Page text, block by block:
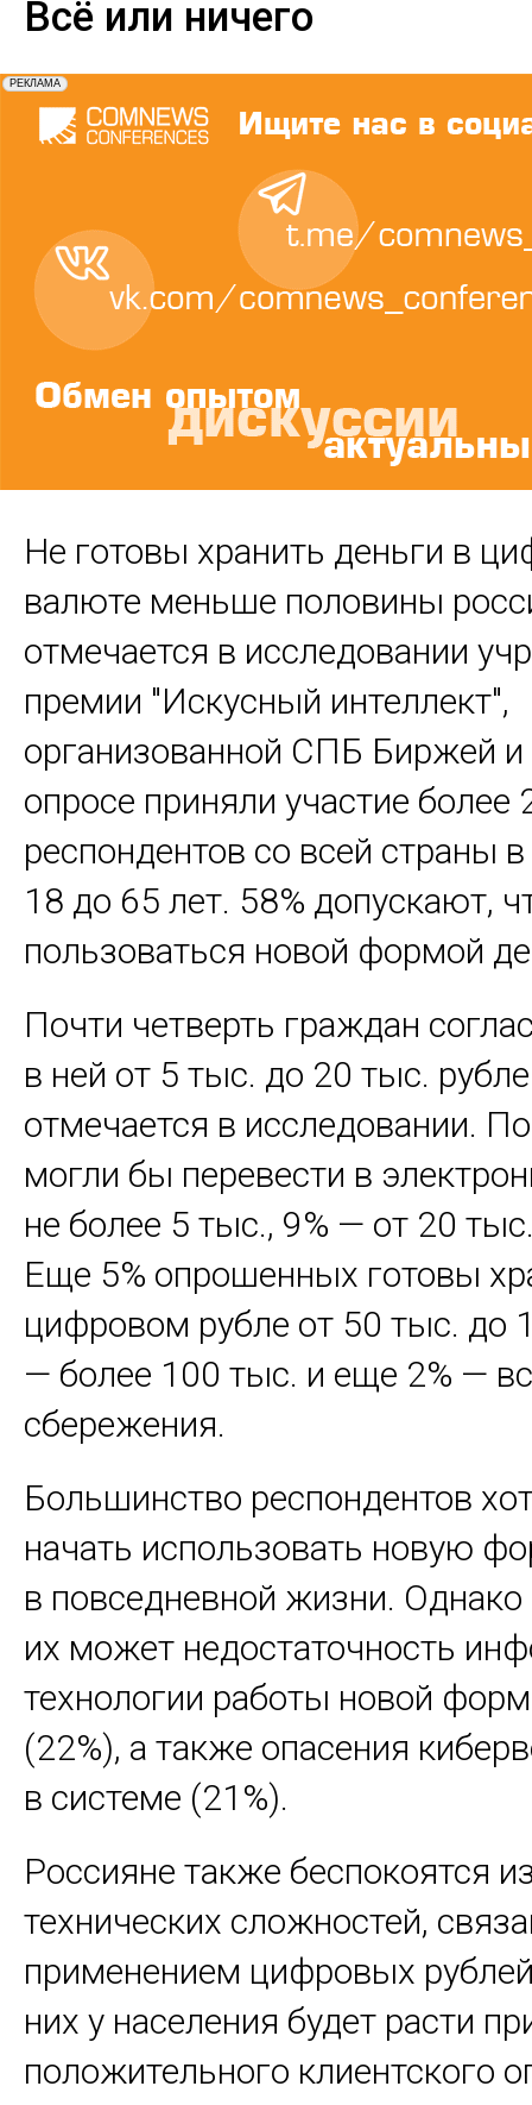
Всё или ничего
Не готовы хранить деньги в
валюте меньше половины
отмечается в исследовании
премии "Искусный интеллект",
организованной СПБ Биржей
опросе приняли участие более
респондентов со всей страны в
18 до 65 лет. 58% допускают,
пользоваться новой формой
Почти четверть граждан
в ней от 5 тыс. до 20 тыс.
отмечается в исследовании.
могли бы перевести в
не более 5 тыс., 9% — от 20
Еще 5% опрошенных готовы
цифровом рубле от 50 тыс. до
— более 100 тыс. и еще 2% —
сбережения.
Большинство респондентов
начать использовать новую
в повседневной жизни. Однако
их может недостаточность
технологии работы новой
(22%), а также опасения
в системе (21%).
Россияне также беспокоятся
технических сложностей,
применением цифровых
них у населения будет расти
положительного клиентского